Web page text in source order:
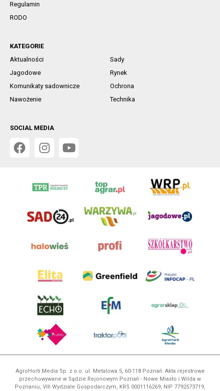
Regulamin
RODO
KATEGORIE
Aktualności
Sady
Jagodowe
Rynek
Komunikaty sadownicze
Ochrona
Nawożenie
Technika
SOCIAL MEDIA
AgroHorti Media Sp. z o.o. ul. Metalowa 5, 60-118 Poznań. Akta rejestrowe
przechowywane w Sądzie Rejonowym Poznań - Nowe Miasto i Wilda w
Poznaniu, VIII Wydziale Gospodarczym, KRS 0001116269, NIP 7792573719,